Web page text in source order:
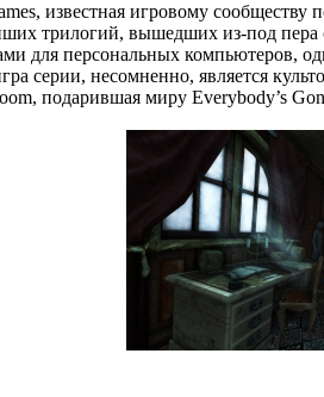
известная игровому
трилогий, вышедших из-под
для персональных компьютеров,
серии, несомненно, является
подарившая миру Everybody’s